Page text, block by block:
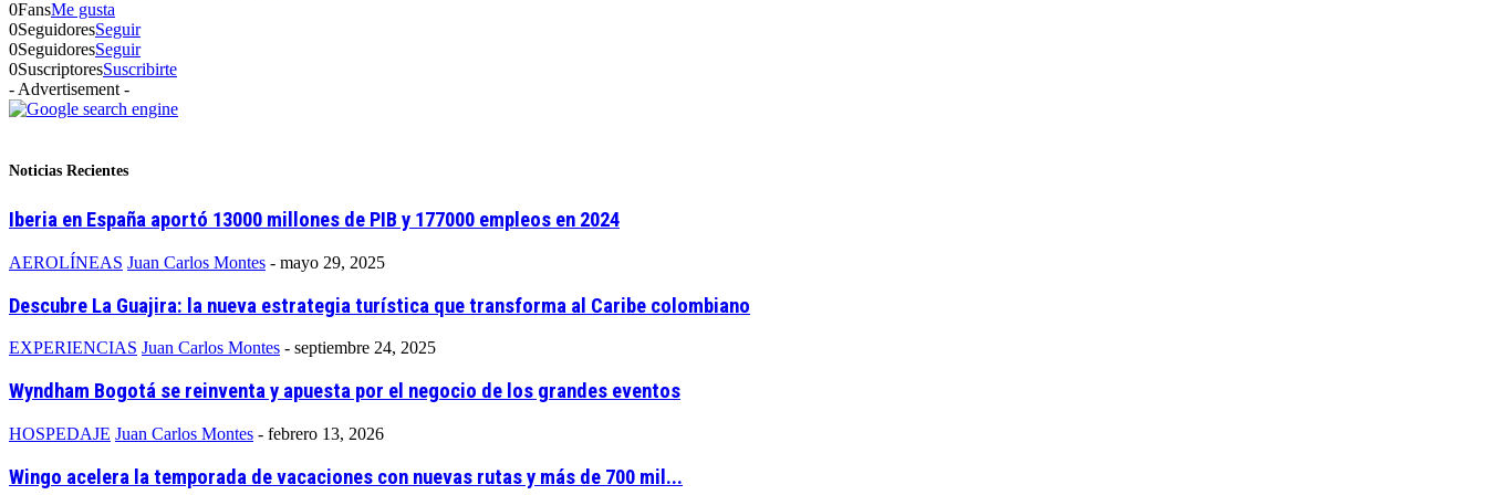
0FansMe gusta
0SeguidoresSeguir
0SeguidoresSeguir
0SuscriptoresSuscribirte
- Advertisement -
Noticias Recientes
Iberia en España aportó 13000 millones de PIB y 177000 empleos en 2024
AEROLÍNEAS Juan Carlos Montes - mayo 29, 2025
Descubre La Guajira: la nueva estrategia turística que transforma al Caribe colombiano
EXPERIENCIAS Juan Carlos Montes - septiembre 24, 2025
Wyndham Bogotá se reinventa y apuesta por el negocio de los grandes eventos
HOSPEDAJE Juan Carlos Montes - febrero 13, 2026
Wingo acelera la temporada de vacaciones con nuevas rutas y más de 700 mil...